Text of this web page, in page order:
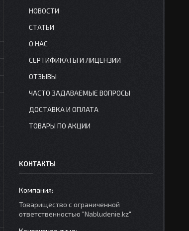
НОВОСТИ
СТАТЬИ
О НАС
СЕРТИФИКАТЫ И ЛИЦЕНЗИИ
ОТЗЫВЫ
ЧАСТО ЗАДАВАЕМЫЕ ВОПРОСЫ
ДОСТАВКА И ОПЛАТА
ТОВАРЫ ПО АКЦИИ
КОНТАКТЫ
Товарищество с ограниченной
ответственностью "Nabludenie.kz"